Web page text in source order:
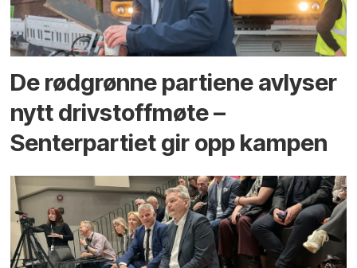
De rødgrønne partiene avlyser
nytt drivstoffmøte –
Senterpartiet gir opp kampen